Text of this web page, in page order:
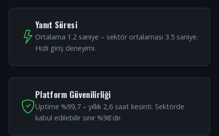
Yanıt Süresi
Ortalama 1.2 saniye – sektör ortalaması 3.5 saniye.
Hızlı giriş deneyimi.
Platform Güvenilirliği
Uptime %99,7 – yıllık 2,6 saat kesinti. Sektörde
kabul edilebilir sınır %98'dir.